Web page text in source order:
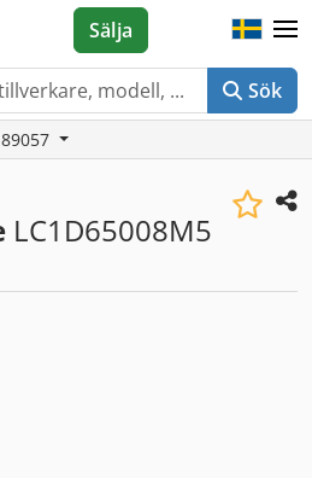
Sök
Sälja
LC1D65008M5